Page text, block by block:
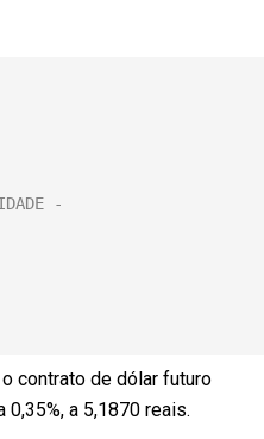
contrato de dólar futuro
a 5,1870 reais.